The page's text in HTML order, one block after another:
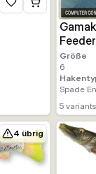
Zur Wunschliste
Größe
6
Spade
5variants
4 übrig